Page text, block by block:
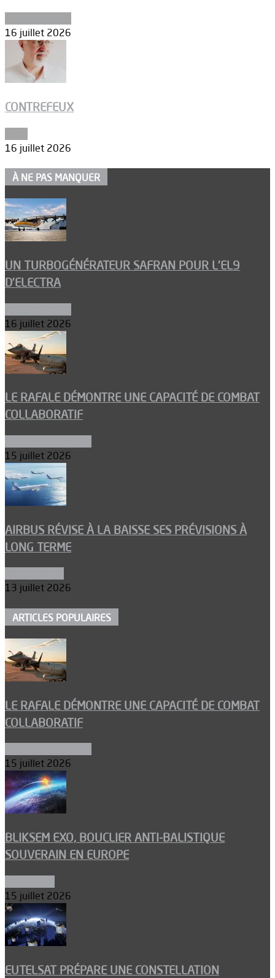
16 juillet 2026
CONTREFEUX
16 juillet 2026
À NE PAS MANQUER
UN TURBOGÉNÉRATEUR SAFRAN POUR L’EL9
D’ELECTRA
16 juillet 2026
LE RAFALE DÉMONTRE UNE CAPACITÉ DE COMBAT
COLLABORATIF
15 juillet 2026
AIRBUS RÉVISE À LA BAISSE SES PRÉVISIONS À
LONG TERME
13 juillet 2026
ARTICLES POPULAIRES
LE RAFALE DÉMONTRE UNE CAPACITÉ DE COMBAT
COLLABORATIF
15 juillet 2026
BLIKSEM EXO, BOUCLIER ANTI-BALISTIQUE
SOUVERAIN EN EUROPE
15 juillet 2026
EUTELSAT PRÉPARE UNE CONSTELLATION